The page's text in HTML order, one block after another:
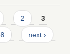
2 3
8 next ›